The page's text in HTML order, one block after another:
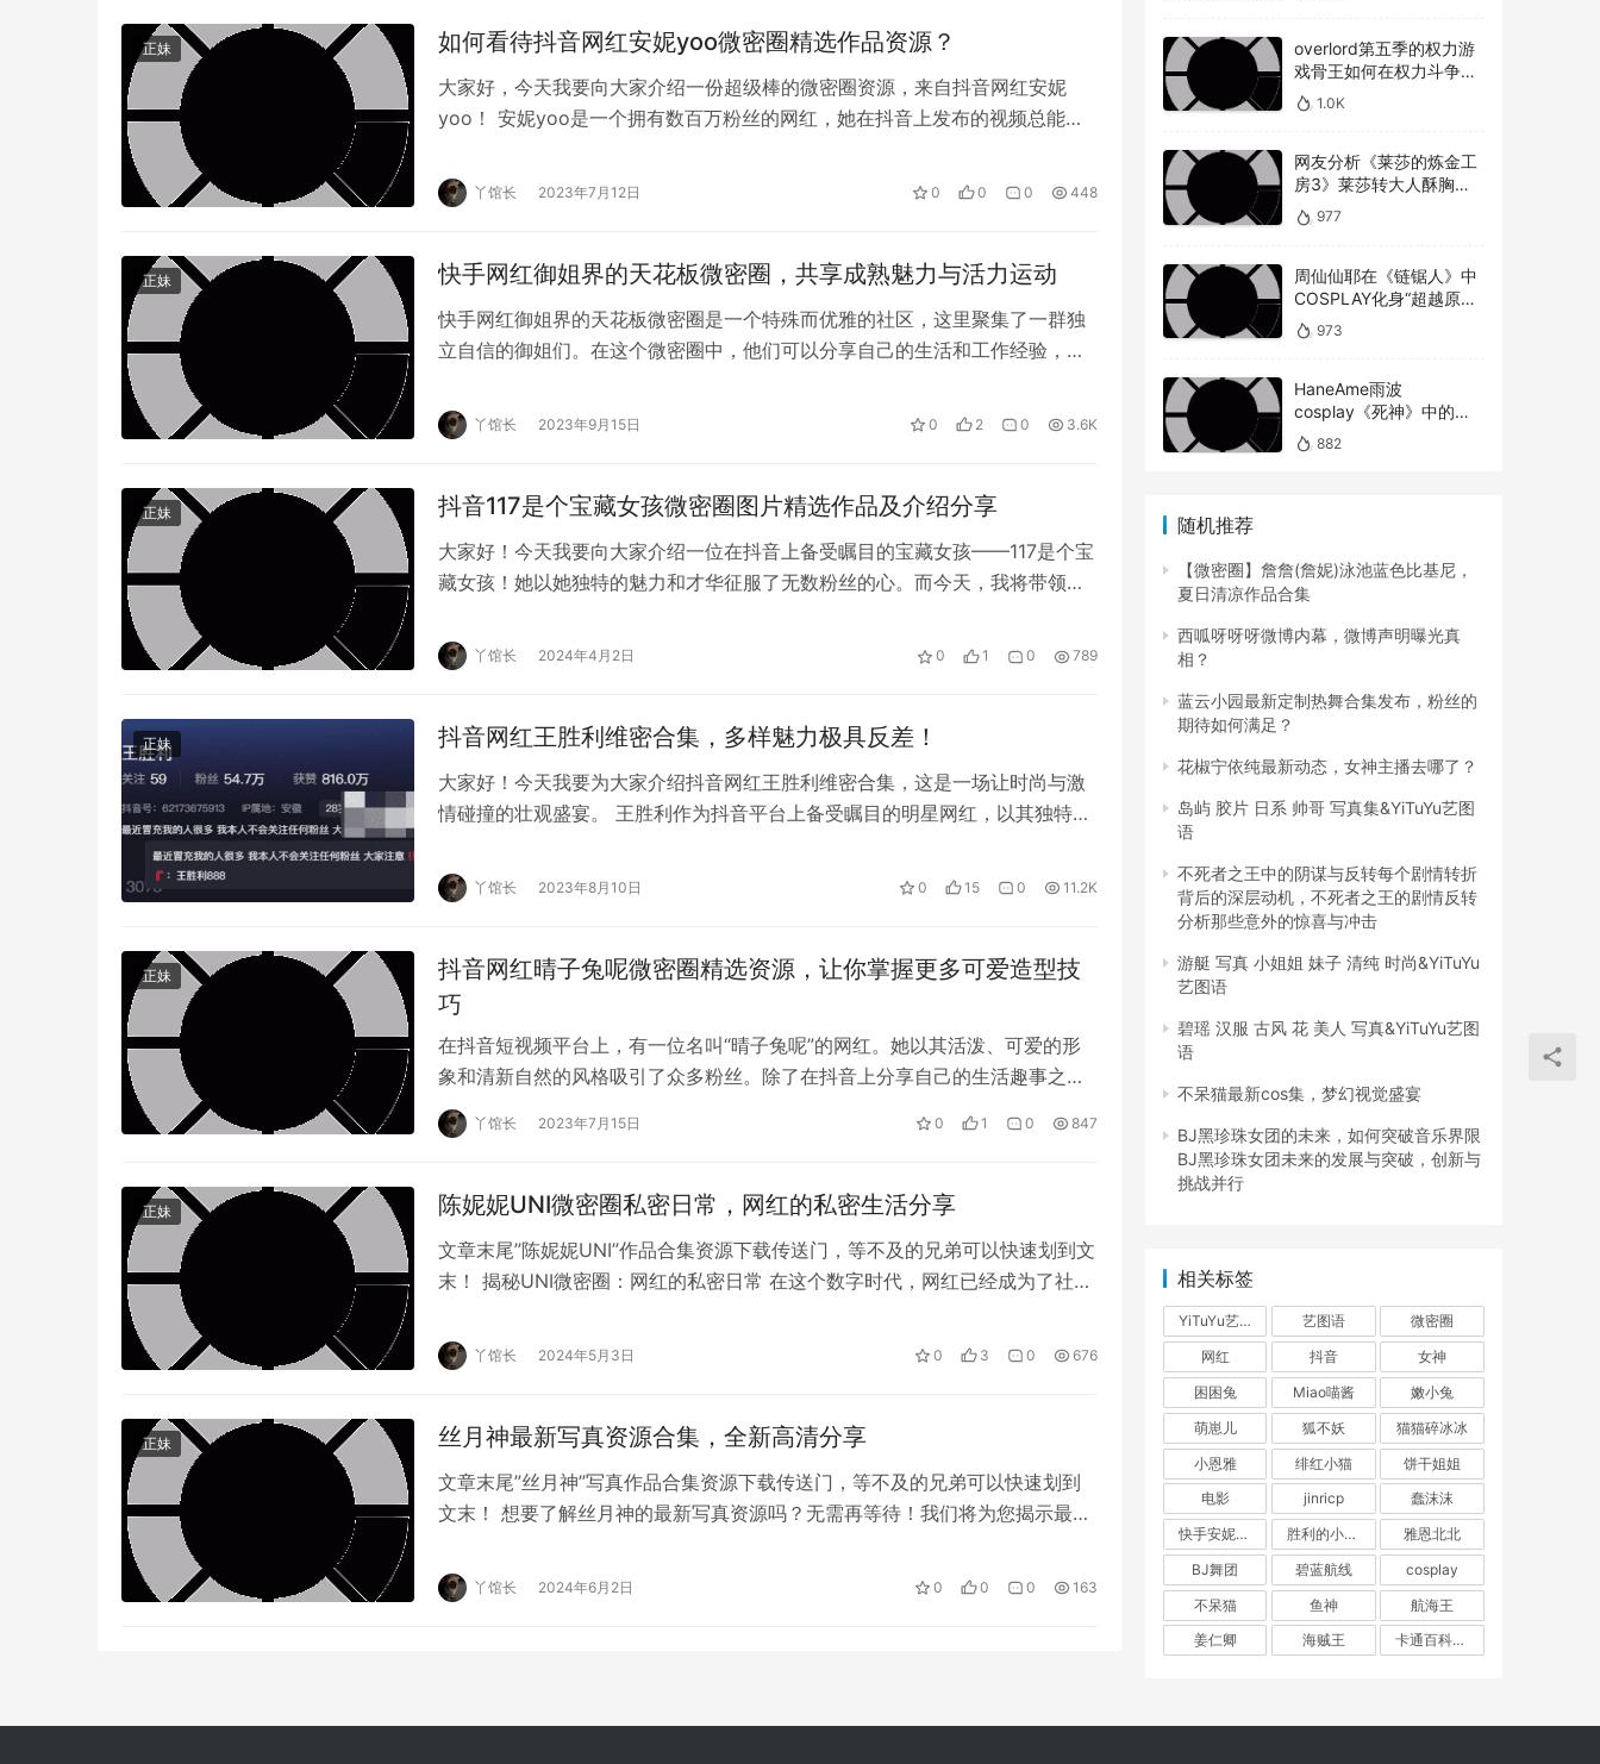
当然，微密圈所提供的服务并非完美无缺，其中也存在着许多难以避免的问题。例如，平台的服务是否真正能够帮助
到每一个参与其中的会员，是否存在着暗箱操作、利益输送等问题，都需要更多的监管和审查。但是，从更宏观的角
度来看，微密圈无疑是一个不错的尝试，它为创作者和网红提供了更多的机会和资源，同时也帮助他们实现了自己的
商业价值。
子很多。
原创文章，作者：丫馆长，如若转载，请注明出处：https://www.yayashenghuo.com/12455.html
正妹 如何看待抖音网红安妮yoo微密圈精选作品资源？
大家好，今天我要向大家介绍一份超级棒的微密圈资源，来自抖音网红安妮
yoo！ 安妮yoo是一个拥有数百万粉丝的网红，她在抖音上发布的视频总能引
丫馆长 2023年7月12日 0 0 0 448
正妹 快手网红御姐界的天花板微密圈，共享成熟魅力与活力运动
快手网红御姐界的天花板微密圈是一个特殊而优雅的社区，这里聚集了一群独
立自信的御姐们。在这个微密圈中，他们可以分享自己的生活和工作经验，展
丫馆长 2023年9月15日 0 2 0 3.6K
正妹 抖音117是个宝藏女孩微密圈图片精选作品及介绍分享
大家好！今天我要向大家介绍一位在抖音上备受瞩目的宝藏女孩——117是个宝
藏女孩！她以她独特的魅力和才华征服了无数粉丝的心。而今天，我将带领大
丫馆长 2024年4月2日 0 1 0 789
正妹 抖音网红王胜利维密合集，多样魅力极具反差！
大家好！今天我要为大家介绍抖音网红王胜利维密合集，这是一场让时尚与激
情碰撞的壮观盛宴。 王胜利作为抖音平台上备受瞩目的明星网红，以其独特的
丫馆长 2023年8月10日 0 15 0 11.2K
正妹
抖音网红晴子兔呢微密圈精选资源，让你掌握更多可爱造型技
巧
在抖音短视频平台上，有一位名叫“晴子兔呢”的网红。她以其活泼、可爱的形
象和清新自然的风格吸引了众多粉丝。除了在抖音上分享自己的生活趣事之
外，“晴子兔呢”还提供了微密圈资源，让大家更…
丫馆长 2023年7月15日 0 1 0 847
正妹 陈妮妮UNI微密圈私密日常，网红的私密生活分享
文章末尾”陈妮妮UNI”作品合集资源下载传送门，等不及的兄弟可以快速划到文
末！ 揭秘UNI微密圈：网红的私密日常 在这个数字时代，网红已经成为了社交
丫馆长 2024年5月3日 0 3 0 676
正妹 丝月神最新写真资源合集，全新高清分享
文章末尾”丝月神”写真作品合集资源下载传送门，等不及的兄弟可以快速划到
文末！ 想要了解丝月神的最新写真资源吗？无需再等待！我们将为您揭示最新
丫馆长 2024年6月2日 0 0 0 163
overlord第五季的权力游
戏骨王如何在权力斗争中
崭露头角，overlord第五
季权力博弈骨王如何在复
1.0K
网友分析《莱莎的炼金工
房3》莱莎转大人酥胸蜜
大腿对比以前超有感！
977
周仙仙耶在《链锯人》中
COSPLAY化身“超越原版”
的玛奇玛
973
HaneAme雨波
cosplay《死神》中的松
本乱菊
882
随机推荐
【微密圈】詹詹(詹妮)泳池蓝色比基尼，
夏日清凉作品合集
西呱呀呀呀微博内幕，微博声明曝光真
相？
蓝云小园最新定制热舞合集发布，粉丝的
期待如何满足？
花椒宁依纯最新动态，女神主播去哪了？
岛屿 胶片 日系 帅哥 写真集&YiTuYu艺图
语
不死者之王中的阴谋与反转每个剧情转折
背后的深层动机，不死者之王的剧情反转
分析那些意外的惊喜与冲击
游艇 写真 小姐姐 妹子 清纯 时尚&YiTuYu
艺图语
碧瑶 汉服 古风 花 美人 写真&YiTuYu艺图
语
不呆猫最新cos集，梦幻视觉盛宴
BJ黑珍珠女团的未来，如何突破音乐界限
BJ黑珍珠女团未来的发展与突破，创新与
挑战并行
相关标签
YiTuYu艺图语 艺图语
微密圈
网红
抖音
女神
困困兔
Miao喵酱
嫩小兔
萌崽儿
狐不妖
猫猫碎冰冰
小恩雅
绯红小猫
饼干姐姐
电影
jinricp
蠢沫沫
快手安妮朵朵
胜利的小生活
雅恩北北
BJ舞团
碧蓝航线
cosplay
不呆猫
鱼神
航海王
姜仁卿
海贼王 卡通百科老王